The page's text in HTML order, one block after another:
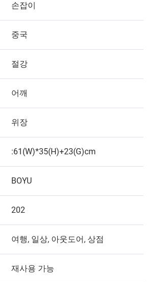
손잡이
중국
절강
어깨
위장
:61(W)*35(H)+23(G)cm
BOYU
202
여행, 일상, 아웃도어, 상점
재사용 가능